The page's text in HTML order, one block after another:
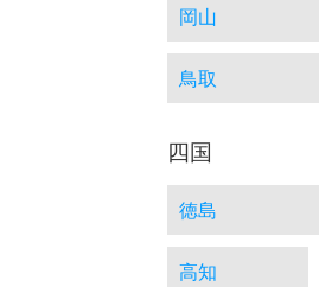
岡山
鳥取
四国
徳島
高知